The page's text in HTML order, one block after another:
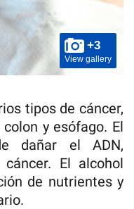
+3
View gallery
tipos de cáncer,
y esófago. El
dañar el ADN,
El alcohol
de nutrientes y